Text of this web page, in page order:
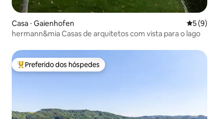
Casa ⋅ Gaienhofen 5 de
5 (9)
hermann&mia Casas de arquitetos com vista para o lago
Entre os melhores preferidos dos hóspedes
Preferido dos hóspedes